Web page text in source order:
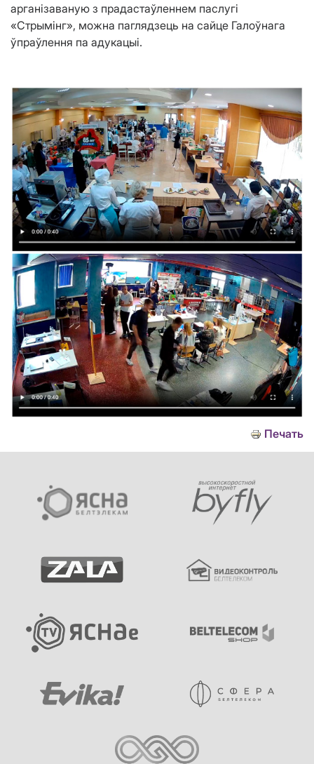
арганізаваную з прадастаўленнем паслугі
«Стрымінг», можна паглядзець на сайце Галоўнага
ўпраўлення па адукацыі.
Печать